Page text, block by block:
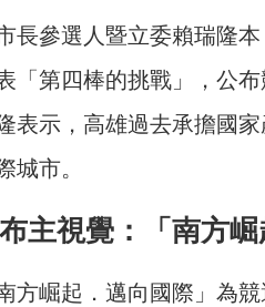
長參選人暨立委賴瑞隆
「第四棒的挑戰」，公
表示，高雄過去承擔國
城市。
主視覺：「南方崛
方崛起．邁向國際」為